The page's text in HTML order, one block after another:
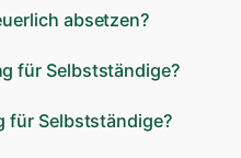
absetzen?
für Selbstständige?
für Selbstständige?